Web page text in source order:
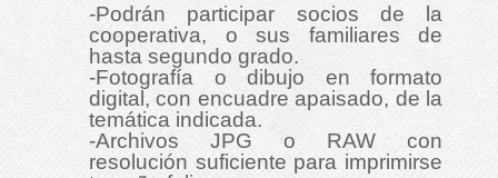
-Podrán participar socios de la
cooperativa, o sus familiares de
hasta segundo grado.
-Fotografía o dibujo en formato
digital, con encuadre apaisado, de la
temática indicada.
-Archivos JPG o RAW con
resolución suficiente para imprimirse